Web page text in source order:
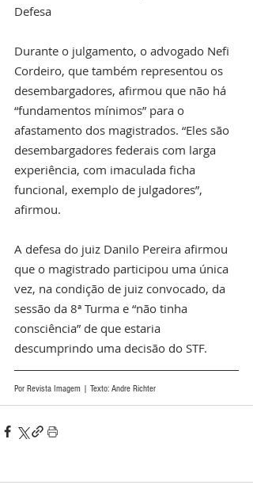
Defesa
Durante o julgamento, o advogado Nefi
Cordeiro, que também representou os
desembargadores, afirmou que não há
“fundamentos mínimos” para o
afastamento dos magistrados. “Eles são
desembargadores federais com larga
experiência, com imaculada ficha
funcional, exemplo de julgadores”,
afirmou.
A defesa do juiz Danilo Pereira afirmou
que o magistrado participou uma única
vez, na condição de juiz convocado, da
sessão da 8ª Turma e “não tinha
consciência” de que estaria
descumprindo uma decisão do STF.
Por Revista Imagem | Texto: Andre Richter